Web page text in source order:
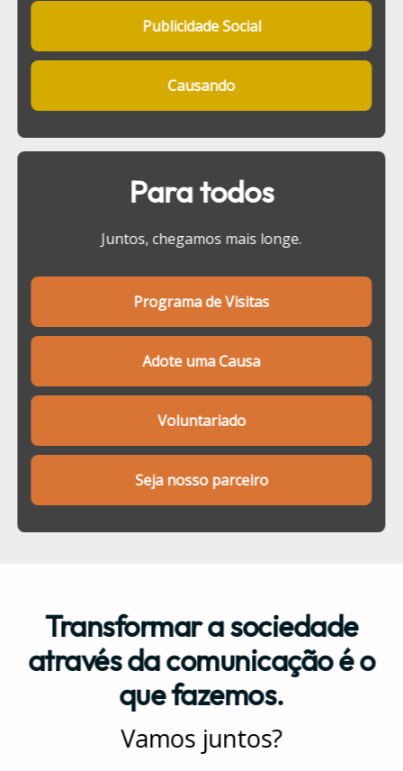
Publicidade Social
Causando
Para todos
Juntos, chegamos mais longe.
Programa de Visitas
Adote uma Causa
Voluntariado
Seja nosso parceiro
Transformar a sociedade
através da comunicação é o
que fazemos.
Vamos juntos?